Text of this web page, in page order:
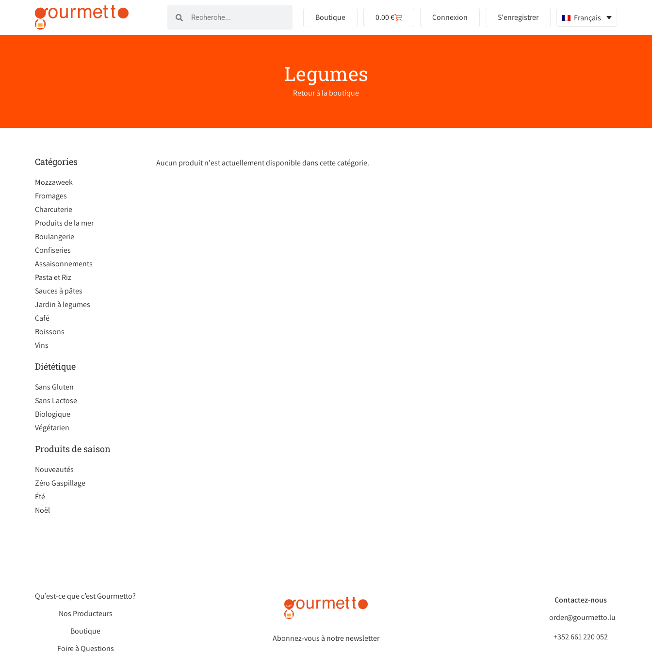
Boutique 0.00€ Connexion S'enregistrer Français
Legumes
Retour à la boutique
Catégories
Mozzaweek
Fromages
Charcuterie
Produits de la mer
Boulangerie
Confiseries
Assaisonnements
Pasta et Riz
Sauces à pâtes
Jardin à legumes
Café
Boissons
Vins
Diététique
Sans Gluten
Sans Lactose
Biologique
Végétarien
Produits de saison
Nouveautés
Zéro Gaspillage
Été
Noël
Aucun produit n'est actuellement disponible dans cette catégorie.
Qu’est-ce que c’est Gourmetto?
Nos Producteurs
Boutique
Foire à Questions
Abonnez-vous à notre newsletter
Contactez-nous
order@gourmetto.lu
+352 661 220 052